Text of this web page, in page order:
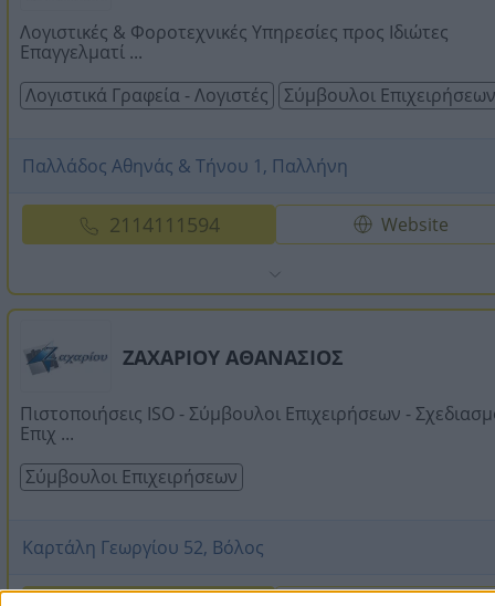
Λογιστικές & Φοροτεχνικές Υπηρεσίες προς Ιδιώτες
Επαγγελματί ...
Λογιστικά Γραφεία - Λογιστές
Σύμβουλοι Επιχειρήσεων
Παλλάδος Αθηνάς & Τήνου 1, Παλλήνη
2114111594 Website
ΖΑΧΑΡΙΟΥ ΑΘΑΝΑΣΙΟΣ
Πιστοποιήσεις ISO - Σύμβουλοι Επιχειρήσεων -
Επιχ ...
Σύμβουλοι Επιχειρήσεων
Καρτάλη Γεωργίου 52, Βόλος